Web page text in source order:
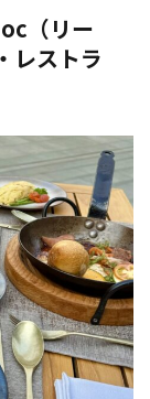
（リー
レストラ